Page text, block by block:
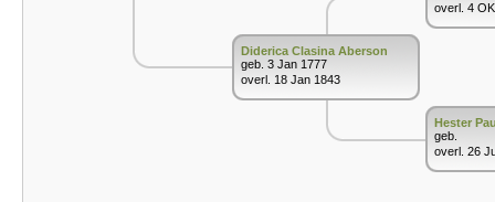
Diderica Clasina Aberson
geb. 3 Jan 1777
overl. 18 Jan 1843
overl. 4
Hester
geb.
overl. 26